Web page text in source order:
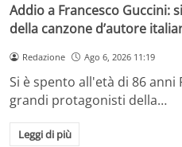
Addio a Francesco Guccini:
della canzone d’autore
Redazione Ago 6, 2026 11:19
Si è spento all'età di 86 anni
grandi protagonisti della…
Leggi di più